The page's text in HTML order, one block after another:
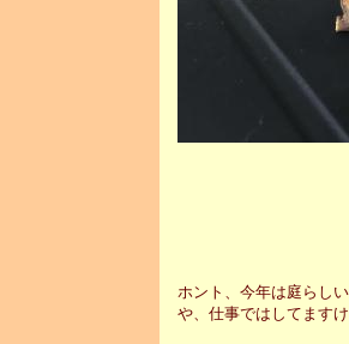
ホント、今年は庭らし
や、仕事ではしてます